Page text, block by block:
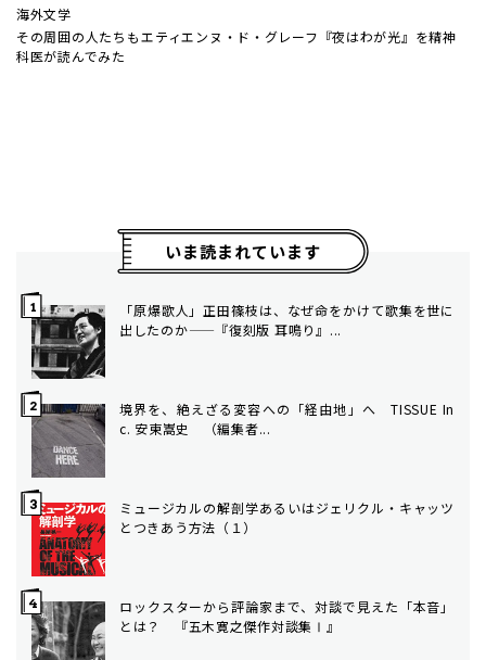
海外文学
その周囲の人たちも――エティエンヌ・ド・グレーフ『夜はわが光』を精神
科医が読んでみた
いま読まれています
「原爆歌人」正田篠枝は、なぜ命をかけて歌集を世に
出したのか——『復刻版 耳鳴り』...
境界を、絶えざる変容への「経由地」へ TISSUE In
c. 安東嵩史 （編集者...
ミュージカルの解剖学――あるいはジェリクル・キャッツ
とつきあう方法（１）
ロックスターから評論家まで、対談で見えた「本音」
とは？ 『五木寛之傑作対談集Ⅰ』